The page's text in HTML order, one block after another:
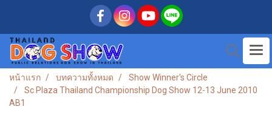
หน้าแรก บทความทั้งหมด
Show Winner's Circle
Sc Plaza Thailand Championship Dog Show 12-13 June 2010
AB1